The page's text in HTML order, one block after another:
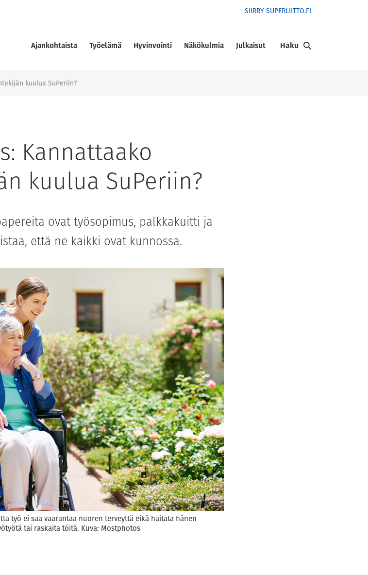
SIIRRY SUPERLIITTO.FI
Ajankohtaista Työelämä Hyvinvointi Näkökulmia Julkaisut Haku
kuulua SuPeriin?
Kannattaako
kuulua SuPeriin?
ovat työsopimus, palkkakuitti ja
että ne kaikki ovat kunnossa.
työ ei saa vaarantaa nuoren terveyttä eikä haitata hänen
tai raskaita töitä. Kuva: Mostphotos